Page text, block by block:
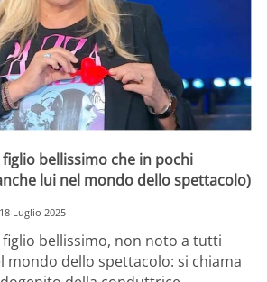
bellissimo che in pochi
lui nel mondo dello spettacolo)
18 Luglio 2025
bellissimo, non noto a tutti
mondo dello spettacolo: si chiama